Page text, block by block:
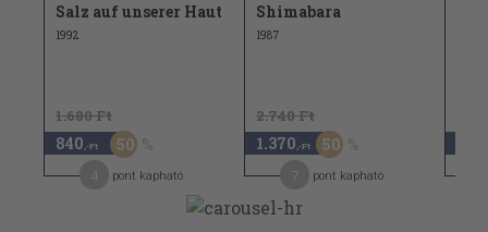
Salz auf unserer Haut
1992
1.680 Ft
840 ,-Ft 50
pont kapható
Shimabara
1987
2.740 Ft
1.370 ,-Ft 50
pont kapható